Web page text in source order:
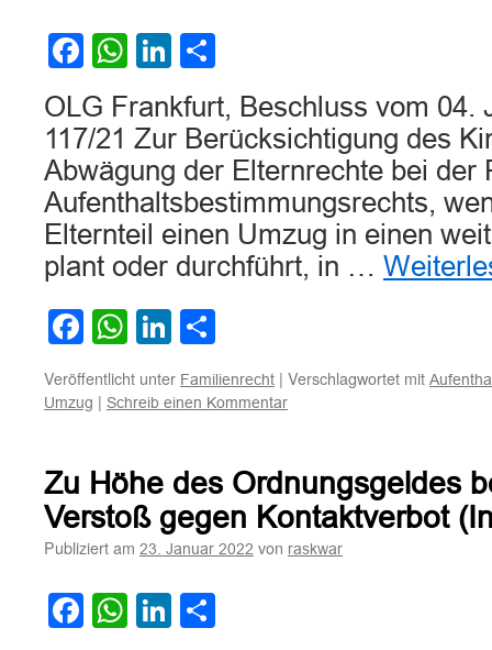
Facebook
WhatsApp
LinkedIn
OLG Frankfurt, Beschluss vom 04.
117/21 Zur Berücksichtigung des
Abwägung der Elternrechte bei der
Aufenthaltsbestimmungsrechts,
Elternteil einen Umzug in einen
plant oder durchführt, in …
Facebook
WhatsApp
LinkedIn
Veröffentlicht unter Familienrecht | Verschlagwortet mit
Umzug | Schreib einen Kommentar
Zu Höhe des Ordnungsgeldes
Verstoß gegen Kontaktverbot
Publiziert am 23. Januar 2022 von raskwar
Facebook
WhatsApp
LinkedIn